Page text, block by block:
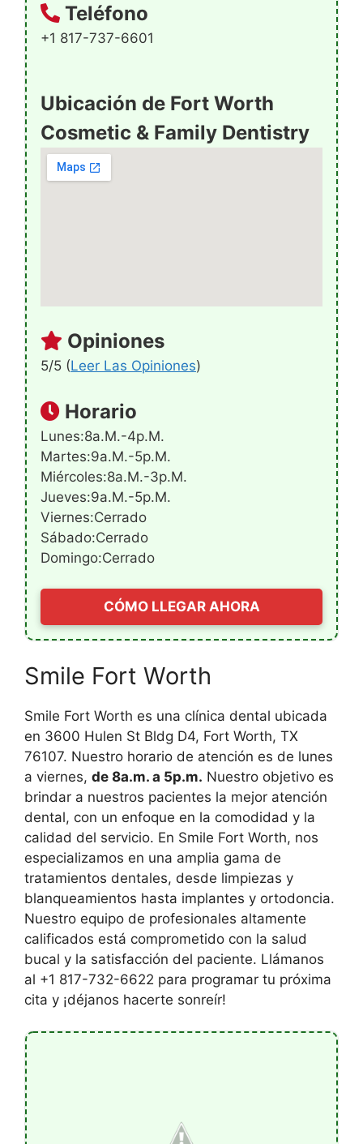
Teléfono
+1 817-737-6601
Ubicación de Fort Worth
Cosmetic & Family Dentistry
Opiniones
5/5 (Leer Las Opiniones)
Horario
Lunes:8a.m.-4p.m.
Martes:9a.m.-5p.m.
Miércoles:8a.m.-3p.m.
Jueves:9a.m.-5p.m.
Viernes:Cerrado
Sábado:Cerrado
Domingo:Cerrado
CÓMO LLEGAR AHORA
Smile Fort Worth
Smile Fort Worth es una clínica dental ubicada
en 3600 Hulen St Bldg D4, Fort Worth, TX
76107. Nuestro horario de atención es de lunes
a viernes, de 8a.m. a 5p.m. Nuestro objetivo es
brindar a nuestros pacientes la mejor atención
dental, con un enfoque en la comodidad y la
calidad del servicio. En Smile Fort Worth, nos
especializamos en una amplia gama de
tratamientos dentales, desde limpiezas y
blanqueamientos hasta implantes y ortodoncia.
Nuestro equipo de profesionales altamente
calificados está comprometido con la salud
bucal y la satisfacción del paciente. Llámanos
al +1 817-732-6622 para programar tu próxima
cita y ¡déjanos hacerte sonreír!